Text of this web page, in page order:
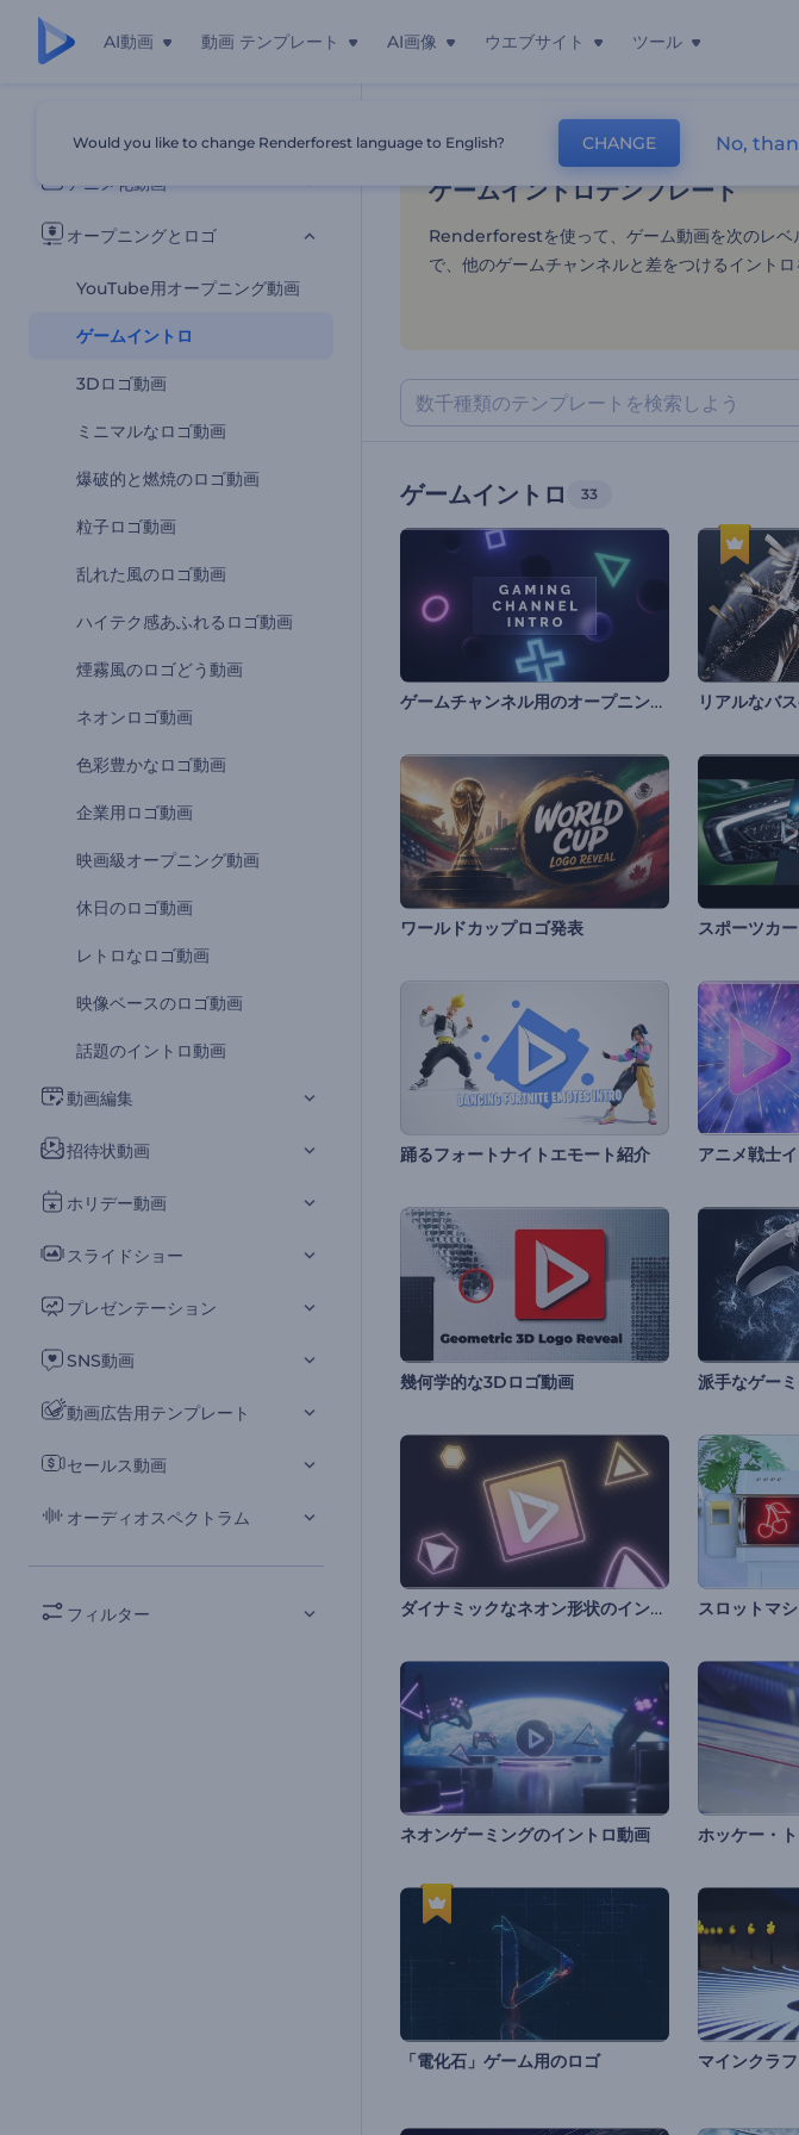
AI動画 動画 テンプレート AI画像 ウエブサイト ツール
すべてのテンプレート
アニメ化動画
オープニングとロゴ
YouTube用オープニング動画
ゲームイントロ
3Dロゴ動画
ミニマルなロゴ動画
爆破的と燃焼のロゴ動画
粒子ロゴ動画
乱れた風のロゴ動画
ハイテク感あふれるロゴ動画
煙霧風のロゴどう動画
ネオンロゴ動画
色彩豊かなロゴ動画
企業用ロゴ動画
映画級オープニング動画
休日のロゴ動画
レトロなロゴ動画
映像ベースのロゴ動画
話題のイントロ動画
動画編集
招待状動画
ホリデー動画
スライドショー
プレゼンテーション
SNS動画
動画広告用テンプレート
セールス動画
オーディオスペクトラム
フィルター
ゲームイントロテンプレ
ホーム テンプレート オープニングとロゴ ゲームイン
ゲームイントロテンプレート
Renderforestを使って、ゲーム動画を次のレベ
で、他のゲームチャンネルと差をつけるイント
ゲームイントロ 33
ゲームチャンネル用のオープニング動画 リアルなバ
ワールドカップロゴ発表 スポーツカ
踊るフォートナイトエモート紹介 アニメ戦士
幾何学的な3Dロゴ動画
ダイナミックなネオン形状のイントロ動画 スロットマ
ネオンゲーミングのイントロ動画
「電化石」ゲーム用のロゴ マインクラ
Would you like to change Renderforest language to English? CHANGE No,